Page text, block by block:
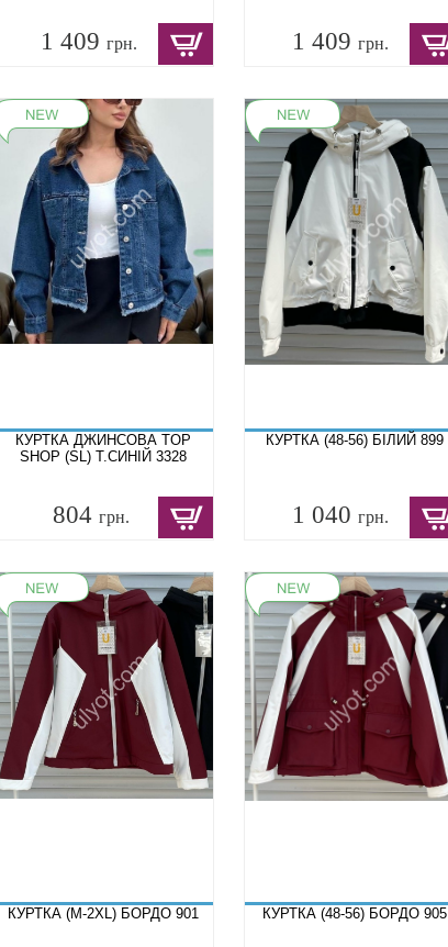
1 409грн. 1 409грн.
КУРТКА ДЖИНСОВА TOP
SHOP (SL) Т.СИНІЙ 3328
804 грн.
КУРТКА (48-56) БІЛИЙ 899
1 040грн.
КУРТКА (M-2XL) БОРДО 901 КУРТКА (48-56) БОРДО 905